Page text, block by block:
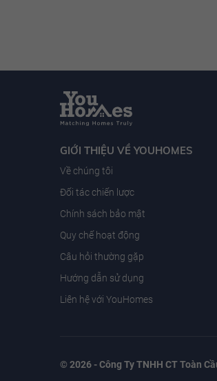
GIỚI THIỆU VỀ YOUHOMES
Về chúng tôi
Đối tác chiến lược
Chính sách bảo mật
Quy chế hoạt động
Câu hỏi thường gặp
Hướng dẫn sử dụng
Liên hệ với YouHomes
© 2026 - Công Ty TNHH CT Toàn